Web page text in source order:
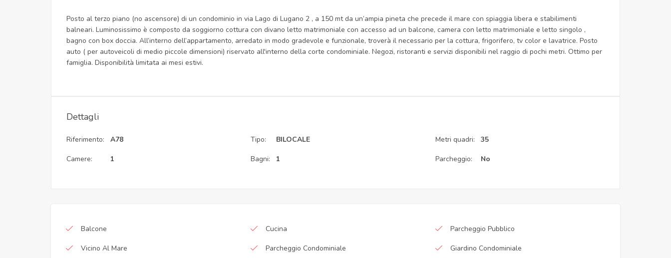
Posto al terzo piano (no ascensore) di un condominio in via Lago di Lugano 2 , a 150 mt da un’ampia pineta che precede il mare con spiaggia libera e stabilimenti
balneari. Luminosissimo è composto da soggiorno cottura con divano letto matrimoniale con accesso ad un balcone, camera con letto matrimoniale e letto singolo ,
bagno con box doccia. All’interno dell’appartamento, arredato in modo gradevole e funzionale, troverà il necessario per la cottura, frigorifero, tv color e lavatrice. Posto
auto ( per autoveicoli di medio piccole dimensioni) riservato all'interno della corte condominiale. Negozi, ristoranti e servizi disponibili nel raggio di pochi metri. Ottimo per
famiglia. Disponibilità limitata ai mesi estivi.
Dettagli
Riferimento:
Camere:
A78
1
Tipo:
Bagni:
BILOCALE
1
Metri quadri:
Parcheggio:
35
No
Balcone
Vicino Al Mare
Cucina
Parcheggio Condominiale
Parcheggio Pubblico
Giardino Condominiale